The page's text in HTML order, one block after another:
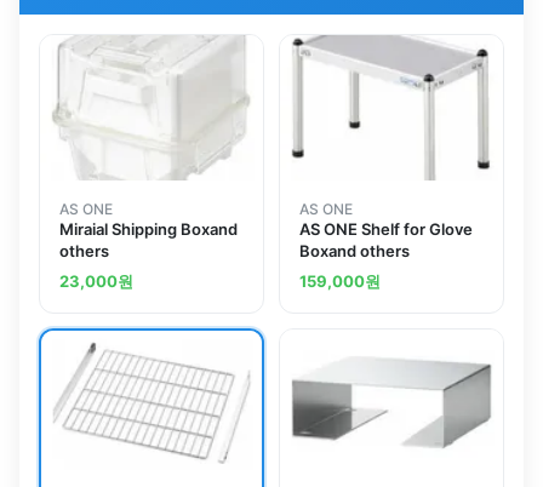
AS ONE
Miraial Shipping Boxand
others
23,000원
AS ONE
AS ONE Shelf for Glove
Boxand others
159,000원